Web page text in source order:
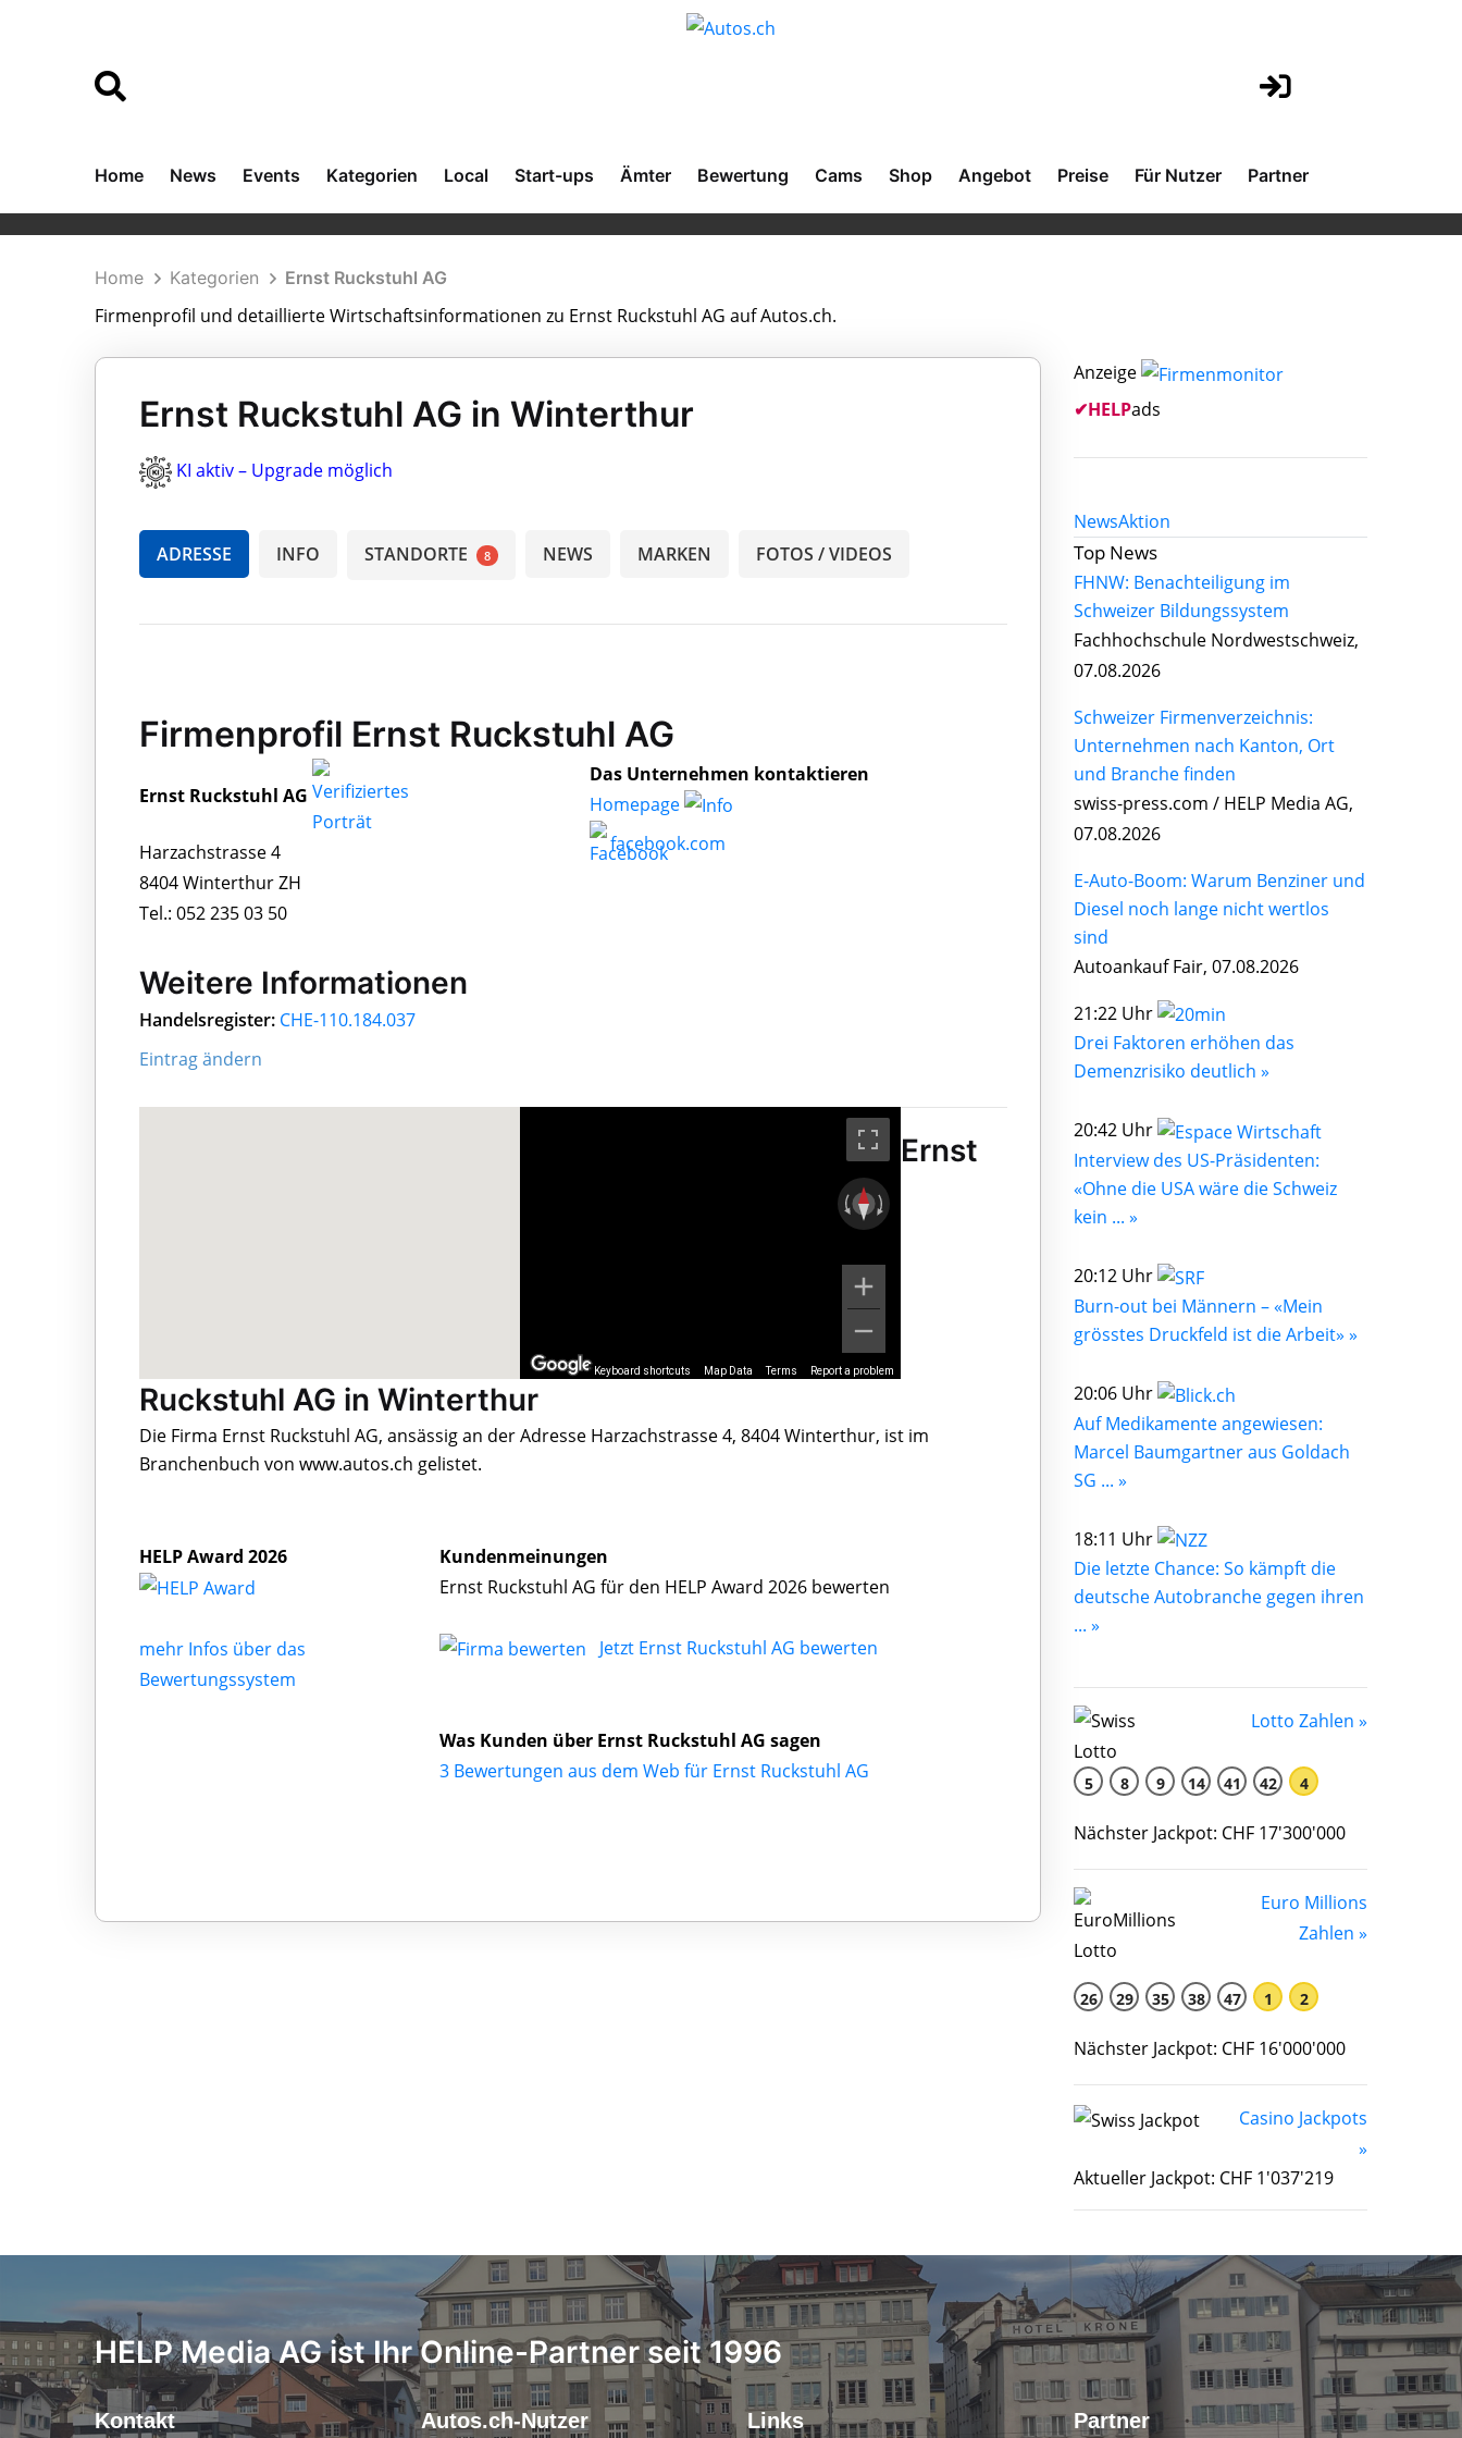
Home News Events Kategorien Local Start-ups Ämter Bewertung Cams Shop Angebot Preise Für Nutzer Partner
Home Kategorien Ernst Ruckstuhl AG
Firmenprofil und detaillierte Wirtschaftsinformationen zu Ernst Ruckstuhl AG auf Autos.ch.
Ernst Ruckstuhl AG in Winterthur
KI aktiv – Upgrade möglich
ADRESSE INFO STANDORTE 8 NEWS MARKEN FOTOS / VIDEOS
Firmenprofil Ernst Ruckstuhl AG
Ernst Ruckstuhl AG
Harzachstrasse 4
8404 Winterthur ZH
Tel.: 052 235 03 50
Das Unternehmen kontaktieren
Homepage
facebook.com
Weitere Informationen
Handelsregister: CHE-110.184.037
Eintrag ändern
Keyboard shortcuts Map Data Terms Report a problem
Ernst
Ruckstuhl AG in Winterthur
Die Firma Ernst Ruckstuhl AG, ansässig an der Adresse Harzachstrasse 4, 8404 Winterthur, ist im
Branchenbuch von www.autos.ch gelistet.
HELP Award 2026
mehr Infos über das
Bewertungssystem
Kundenmeinungen
Ernst Ruckstuhl AG für den HELP Award 2026 bewerten
Jetzt Ernst Ruckstuhl AG bewerten
Was Kunden über Ernst Ruckstuhl AG sagen
3 Bewertungen aus dem Web für Ernst Ruckstuhl AG
Anzeige
✔HELPads
NewsAktion
Top News
FHNW: Benachteiligung im
Schweizer Bildungssystem
Fachhochschule Nordwestschweiz,
07.08.2026
Schweizer Firmenverzeichnis:
Unternehmen nach Kanton, Ort
und Branche finden
swiss-press.com / HELP Media AG,
07.08.2026
E-Auto-Boom: Warum Benziner und
Diesel noch lange nicht wertlos
sind
Autoankauf Fair, 07.08.2026
21:22 Uhr
Drei Faktoren erhöhen das
Demenzrisiko deutlich »
20:42 Uhr
Interview des US-Präsidenten:
«Ohne die USA wäre die Schweiz
kein ... »
20:12 Uhr
Burn-out bei Männern – «Mein
grösstes Druckfeld ist die Arbeit» »
20:06 Uhr
Auf Medikamente angewiesen:
Marcel Baumgartner aus Goldach
SG ... »
18:11 Uhr
Die letzte Chance: So kämpft die
deutsche Autobranche gegen ihren
... »
Lotto Zahlen »
5 8 9 14 41 42 4
Nächster Jackpot: CHF 17'300'000
Euro Millions
Zahlen »
26 29 35 38 47 1 2
Nächster Jackpot: CHF 16'000'000
Casino Jackpots
»
Aktueller Jackpot: CHF 1'037'219
HELP Media AG ist Ihr Online-Partner seit 1996
Kontakt Autos.ch-Nutzer Links Partner